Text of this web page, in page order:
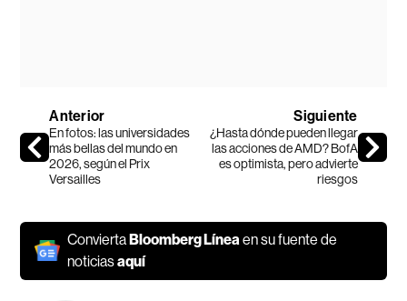
Anterior
En fotos: las universidades
más bellas del mundo en
2026, según el Prix
Versailles
Siguiente
¿Hasta dónde pueden llegar
las acciones de AMD? BofA
es optimista, pero advierte
riesgos
ConviertaBloomberg Línea en su fuente de
noticiasaquí